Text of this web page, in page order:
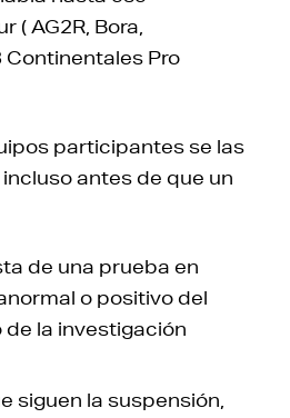
AG2R, Bora,
Continentales Pro
participantes se las
antes de que un
de una prueba en
o positivo del
la investigación
siguen la suspensión,